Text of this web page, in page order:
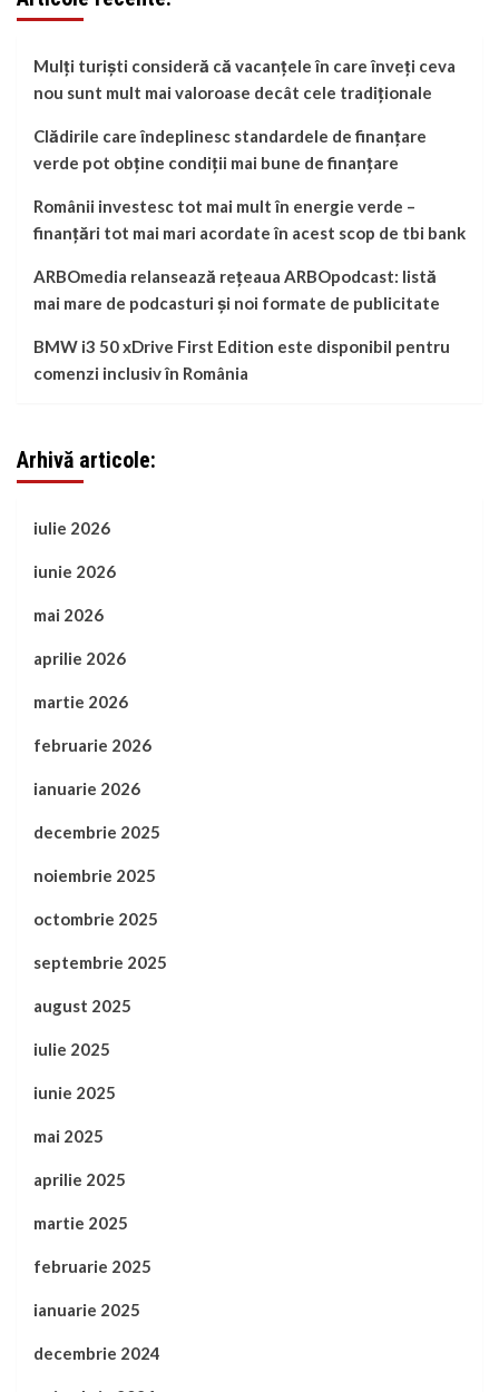
Mulți turiști consideră că vacanțele în care înveți ceva
nou sunt mult mai valoroase decât cele tradiționale
Clădirile care îndeplinesc standardele de finanțare
verde pot obține condiții mai bune de finanțare
Românii investesc tot mai mult în energie verde –
finanțări tot mai mari acordate în acest scop de tbi bank
ARBOmedia relansează rețeaua ARBOpodcast: listă
mai mare de podcasturi și noi formate de publicitate
BMW i3 50 xDrive First Edition este disponibil pentru
comenzi inclusiv în România
Arhivă articole:
iulie 2026
iunie 2026
mai 2026
aprilie 2026
martie 2026
februarie 2026
ianuarie 2026
decembrie 2025
noiembrie 2025
octombrie 2025
septembrie 2025
august 2025
iulie 2025
iunie 2025
mai 2025
aprilie 2025
martie 2025
februarie 2025
ianuarie 2025
decembrie 2024